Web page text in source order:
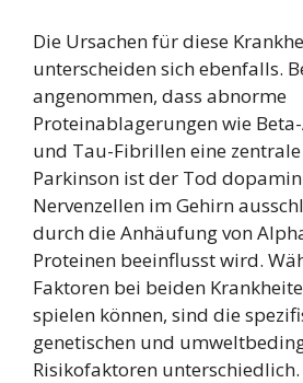
Die Ursachen für diese
unterscheiden sich ebenfalls.
angenommen, dass abnorme
Proteinablagerungen wie
und Tau-Fibrillen eine zentrale
Parkinson ist der Tod
Nervenzellen im Gehirn
durch die Anhäufung von
Proteinen beeinflusst wird.
Faktoren bei beiden
spielen können, sind die
genetischen und
Risikofaktoren unterschiedlich.